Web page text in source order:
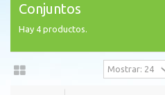
Conjuntos
Hay 4 productos.